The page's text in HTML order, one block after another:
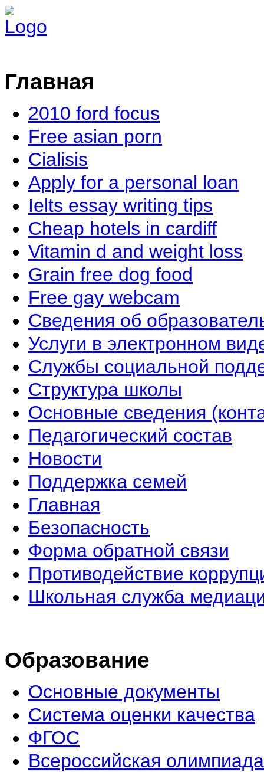
Главная
2010 ford focus
Free asian porn
Cialisis
Apply for a personal loan
Ielts essay writing tips
Cheap hotels in cardiff
Vitamin d and weight loss
Grain free dog food
Free gay webcam
Сведения об
Услуги в электронном
Службы социальной
Структура школы
Основные сведения
Педагогический состав
Новости
Поддержка семей
Главная
Безопасность
Форма обратной связи
Противодействие
Школьная служба
Образование
Основные документы
Система оценки качества
ФГОС
Всероссийская